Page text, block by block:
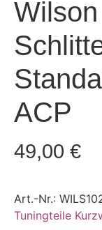
ACP
49,00 €
Art.-Nr.:
Tuningteile